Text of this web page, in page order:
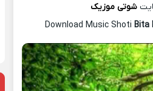
شوتی موزیک
Download Music ShotiBita